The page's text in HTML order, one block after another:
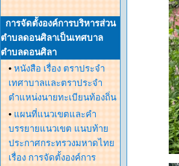
การจัดตั้งองค์การบริหารส่วน
ตำบลดอนศิลาเป็นเทศบาล
ตำบลดอนศิลา
• หนังสือ เรื่อง ตราประจำ
เทศาบาลและตราประจำ
ตำแหน่งนายทะเบียนท้องถิ่น
• แผนที่แนวเขตและคำ
บรรยายแนวเขต แนบท้าย
ประกาศกระทรวงมหาดไทย
เรื่อง การจัดตั้งองค์การ